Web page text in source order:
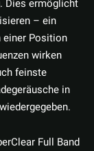
Dies ermöglicht
– ein
einer Position
wirken
feinste
in
Full Band